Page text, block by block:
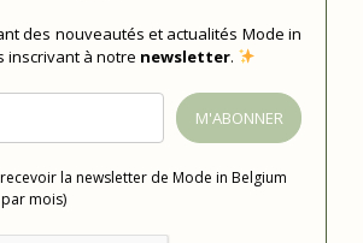
des nouveautés et actualités Mode in
inscrivant à notre newsletter.
M'ABONNER
la newsletter de Mode in Belgium
mois)